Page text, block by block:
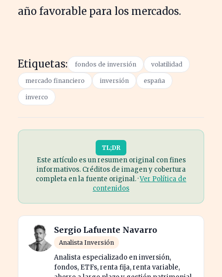
año favorable para los mercados.
Etiquetas: fondos de inversión volatilidad
mercado financiero inversión españa
inverco
TL;DR
Este artículo es un resumen original con fines
informativos. Créditos de imagen y cobertura
completa en la fuente original. ·Ver Política de
contenidos
Sergio Lafuente Navarro
Analista Inversión
Analista especializado en inversión,
fondos, ETFs, renta fija, renta variable,